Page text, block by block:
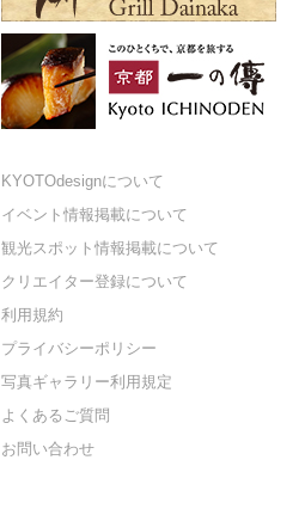
KYOTOdesignについて
イベント情報掲載について
観光スポット情報掲載について
クリエイター登録について
利用規約
プライバシーポリシー
写真ギャラリー利用規定
よくあるご質問
お問い合わせ